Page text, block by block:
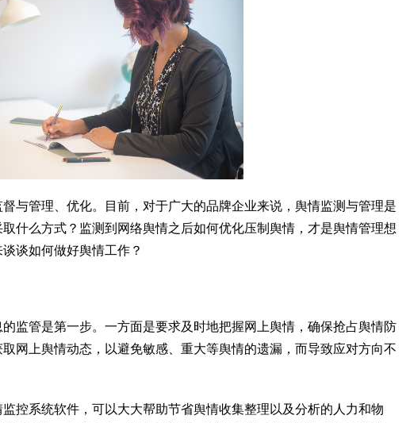
与管理、优化。目前，对于广大的品牌企业来说，舆情监测与管理是
什么方式？监测到网络舆情之后如何优化压制舆情，才是舆情管理想
谈如何做好舆情工作？
监管是第一步。一方面是要求及时地把握网上舆情，确保抢占舆情防
网上舆情动态，以避免敏感、重大等舆情的遗漏，而导致应对方向不
控系统软件，可以大大帮助节省舆情收集整理以及分析的人力和物